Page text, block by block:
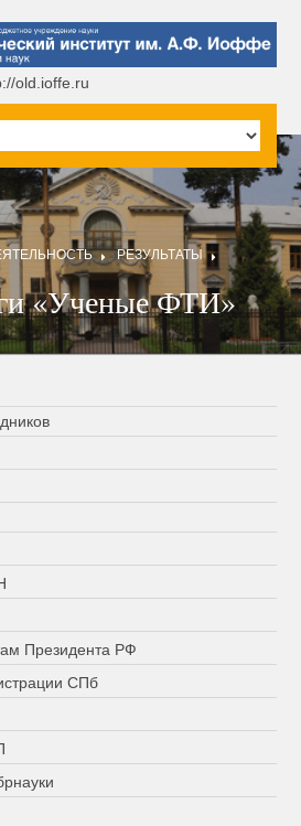
old.ioffe.ru
РЕЗУЛЬТАТЫ
«Ученые ФТИ»
Президента РФ
СПб